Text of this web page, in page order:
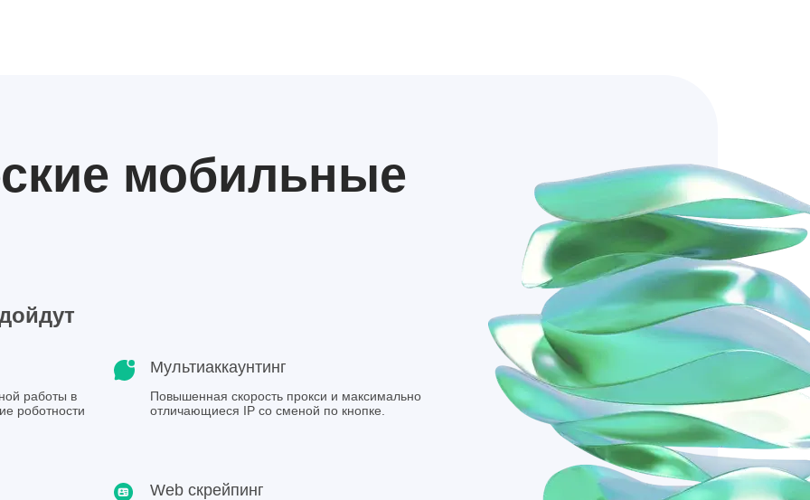
мобильные
работы в
роботности
Мультиаккаунтинг
Повышенная скорость прокси и максимально
отличающиеся IP со сменой по кнопке.
Web скрейпинг